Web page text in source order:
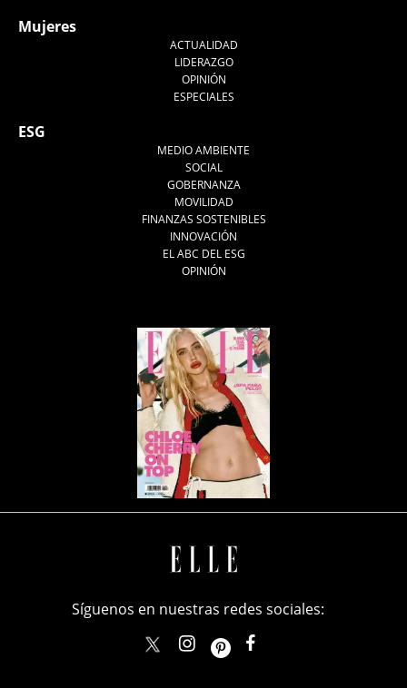
Mujeres
ACTUALIDAD
LIDERAZGO
OPINIÓN
ESPECIALES
ESG
MEDIO AMBIENTE
SOCIAL
GOBERNANZA
MOVILIDAD
FINANZAS SOSTENIBLES
INNOVACIÓN
EL ABC DEL ESG
OPINIÓN
Síguenos en nuestras redes sociales:
elle_mexicoellemexico